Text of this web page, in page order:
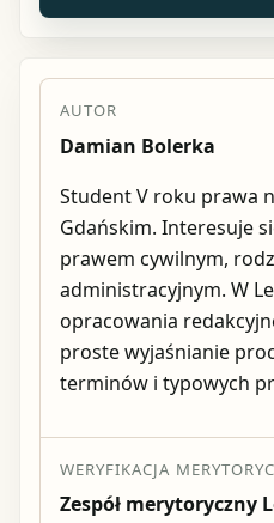
AUTOR
Damian Bolerka
Student V roku prawa
Gdańskim. Interesuje
prawem cywilnym,
administracyjnym. W
opracowania
proste wyjaśnianie
terminów i typowych
WERYFIKACJA
Zespół merytoryczny